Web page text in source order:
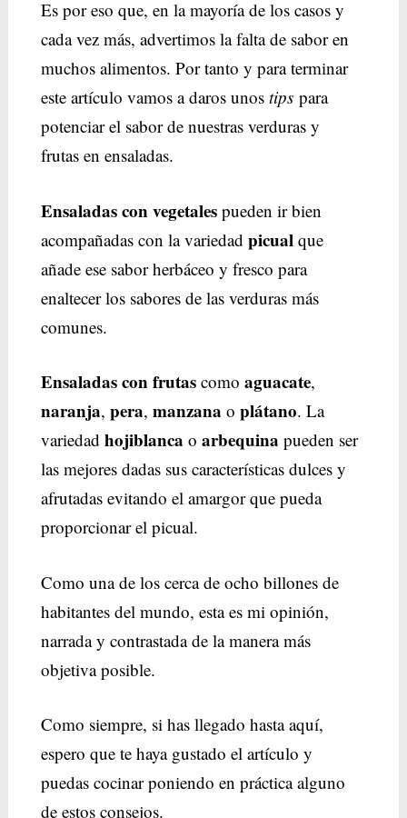
Es por eso que, en la mayoría de los casos y
cada vez más, advertimos la falta de sabor en
muchos alimentos. Por tanto y para terminar
este artículo vamos a daros unos tipspara
potenciar el sabor de nuestras verduras y
frutas en ensaladas.
Ensaladas con vegetalespueden ir bien
acompañadas con la variedad picual que
añade ese sabor herbáceo y fresco para
enaltecer los sabores de las verduras más
comunes.
Ensaladas con frutas como aguacate,
naranja, pera, manzana o plátano. La
variedad hojiblanca o arbequina pueden ser
las mejores dadas sus características dulces y
afrutadas evitando el amargor que pueda
proporcionar el picual.
Como una de los cerca de ocho billones de
habitantes del mundo, esta es mi opinión,
narrada y contrastada de la manera más
objetiva posible.
Como siempre, si has llegado hasta aquí,
espero que te haya gustado el artículo y
puedas cocinar poniendo en práctica alguno
de estos consejos.